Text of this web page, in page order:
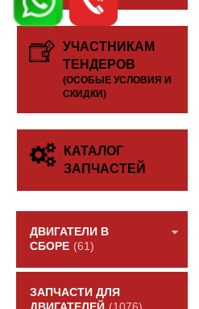
УЧАСТНИКАМ
ТЕНДЕРОВ
(ОСОБЫЕ УСЛОВИЯ И
СКИДКИ)
КАТАЛОГ
ЗАПЧАСТЕЙ
ДВИГАТЕЛИ В
СБОРЕ (61)
ЗАПЧАСТИ ДЛЯ